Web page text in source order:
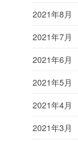
2021年8月
2021年7月
2021年6月
2021年5月
2021年4月
2021年3月